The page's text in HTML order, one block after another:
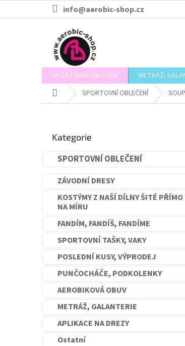
info@aerobic-shop.cz
SPORTOVNÍ OBLEČENÍ METRÁŽ,
Domů SPORTOVNÍ OBLEČENÍ
kategorie
Kategorie
SPORTOVNÍ OBLEČENÍ
ZÁVODNÍ DRESY
KOSTÝMY Z NAŠÍ DÍLNY ŠITÉ PŘÍMO
NA MÍRU
FANDÍM, FANDÍŠ, FANDÍME
SPORTOVNÍ TAŠKY, VAKY
POSLEDNÍ KUSY, VÝPRODEJ
PUNČOCHÁČE, PODKOLENKY
AEROBIKOVÁ OBUV
METRÁŽ, GALANTERIE
APLIKACE NA DREZY
Ostatní